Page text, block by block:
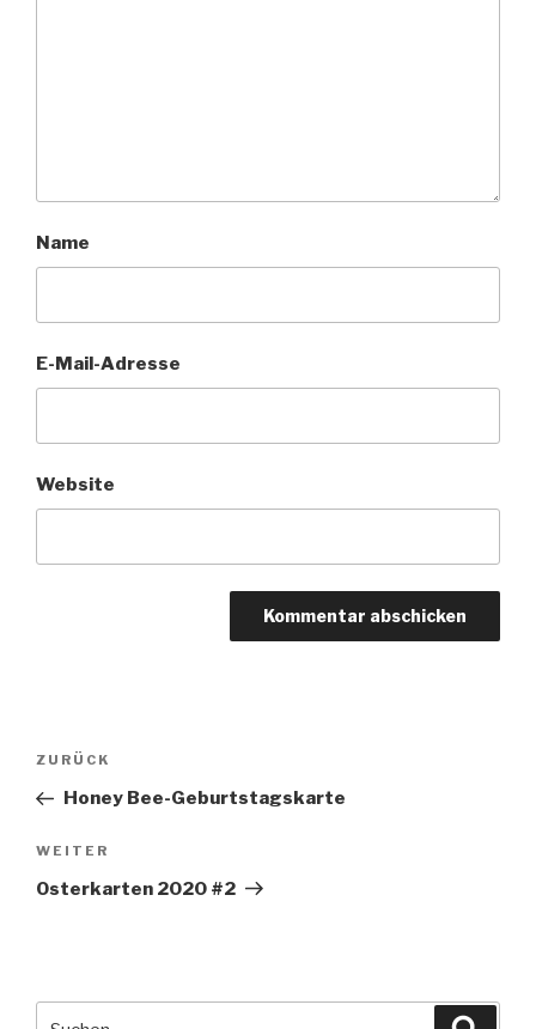
Name
E-Mail-Adresse
Website
Beitragsnavigation
Vorheriger
Beitrag
ZURÜCK
Honey Bee-Geburtstagskarte
Nächster
Beitrag
WEITER
Osterkarten 2020 #2